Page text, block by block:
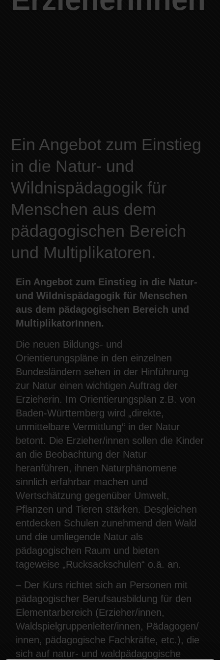
Ein Angebot zum Einstieg
in die Natur- und
Wildnispädagogik für
Menschen aus dem
pädagogischen Bereich
und Multiplikatoren.
Ein Angebot zum Einstieg in die Natur-
und Wildnispädagogik für Menschen
aus dem pädagogischen Bereich und
MultiplikatorInnen.
Die neuen Bildungs- und
Orientierungspläne in den einzelnen
Bundesländern sehen in der Hinführung
zur Natur einen wichtigen Auftrag der
Erzieherin. Im Orientierungsplan z.B. von
Baden-Württemberg wird „direkte,
unmittelbare Vermittlung“ in der Natur
betont. Die Erzieher/innen sollen die Kinder
an die Beobachtung der Natur
heranführen, ihnen Naturphänomene
sinnlich erfahrbar machen und
Wertschätzung gegenüber Umwelt,
Pflanzen und Tieren stärken. Desgleichen
entdecken Schulen zunehmend den Wald
und die umliegende Natur als
pädagogischen Raum und bieten
tageweise „Rucksackschulen“ o.ä. an.
– Der Kurs richtet sich an Personen mit
pädagogischer Berufsausbildung für den
Elementarbereich (Erzieher/innen,
Waldspielgruppenleiter/innen, Pädagogen/
innen, pädagogische Fachkräfte, etc.), die
sich auf natur- und waldpädagogische